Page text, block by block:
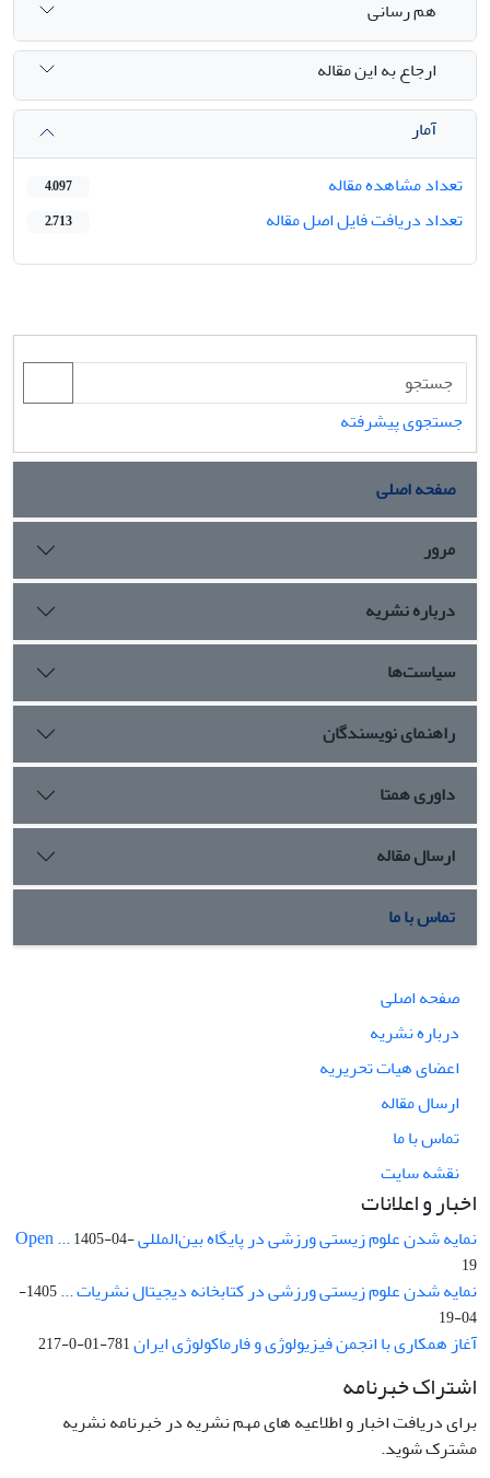
هم رسانی
ارجاع به این مقاله
آمار
تعداد مشاهده مقاله
4,097
تعداد دریافت فایل اصل مقاله 2,713
جستجوی پیشرفته
صفحه اصلی
مرور
درباره نشریه
سیاست‌ها
راهنمای نویسندگان
داوری همتا
ارسال مقاله
تماس با ما
صفحه اصلی
درباره نشریه
اعضای هیات تحریریه
ارسال مقاله
تماس با ما
نقشه سایت
اخبار و اعلانات
نمایه شدن علوم زیستی ورزشی در پایگاه بین‌المللی Open ...1405-04-
19
نمایه شدن علوم زیستی ورزشی در کتابخانه دیجیتال نشریات ...
1405-
04-19
آغاز همکاری با انجمن فیزیولوژی و فارماکولوژی ایران781-01-0-217
اشتراک خبرنامه
برای دریافت اخبار و اطلاعیه های مهم نشریه در خبرنامه نشریه
مشترک شوید.